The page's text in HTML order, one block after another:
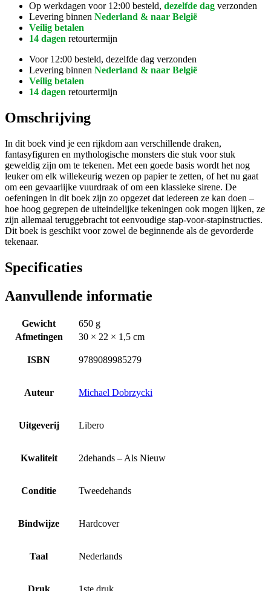
Op werkdagen voor 12:00 besteld, dezelfde dag verzonden
Levering binnen Nederland & naar België
Veilig betalen
14 dagen retourtermijn
Voor 12:00 besteld, dezelfde dag verzonden
Levering binnen Nederland & naar België
Veilig betalen
14 dagen retourtermijn
Omschrijving
In dit boek vind je een rijkdom aan verschillende draken,
fantasyfiguren en mythologische monsters die stuk voor stuk
geweldig zijn om te tekenen. Met een goede basis wordt het nog
leuker om elk willekeurig wezen op papier te zetten, of het nu gaat
om een gevaarlijke vuurdraak of om een klassieke sirene. De
oefeningen in dit boek zijn zo opgezet dat iedereen ze kan doen –
hoe hoog gegrepen de uiteindelijke tekeningen ook mogen lijken, ze
zijn allemaal teruggebracht tot eenvoudige stap-voor-stapinstructies.
Dit boek is geschikt voor zowel de beginnende als de gevorderde
tekenaar.
Specificaties
Aanvullende informatie
Gewicht
650 g
Afmetingen
30 × 22 × 1,5 cm
ISBN 9789089985279
Auteur Michael Dobrzycki
Uitgeverij Libero
Kwaliteit 2dehands – Als Nieuw
Conditie Tweedehands
Bindwijze Hardcover
Taal Nederlands
Druk 1ste druk